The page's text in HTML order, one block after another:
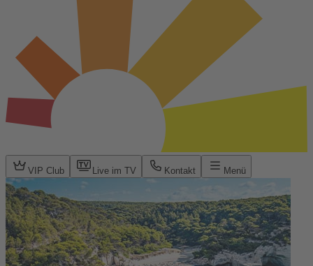
VIP Club Live im TV Kontakt Menü